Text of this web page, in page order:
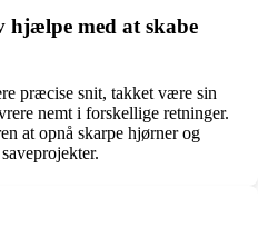
hjælpe med at skabe
præcise snit, takket være sin
nemt i forskellige retninger.
at opnå skarpe hjørner og